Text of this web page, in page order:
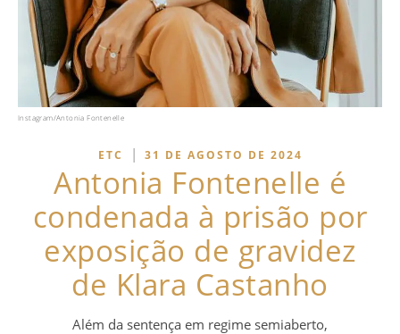
Instagram/Antonia Fontenelle
ETC | 31 DE AGOSTO DE 2024
Antonia Fontenelle é
condenada à prisão por
exposição de gravidez
de Klara Castanho
Além da sentença em regime semiaberto,